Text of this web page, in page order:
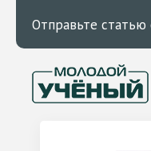
Отправьте статью